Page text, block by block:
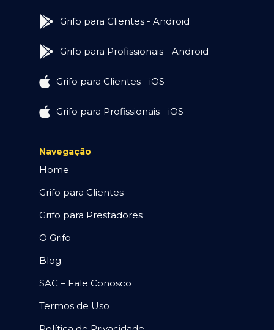
Grifo para Clientes - Android
Grifo para Profissionais - Android
Grifo para Clientes - iOS
Grifo para Profissionais - iOS
Navegação
Home
Grifo para Clientes
Grifo para Prestadores
O Grifo
Blog
SAC – Fale Conosco
Termos de Uso